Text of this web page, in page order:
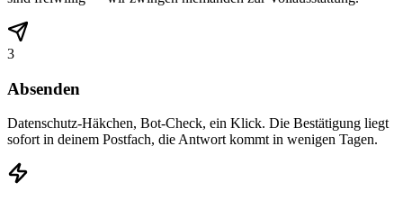
3
Absenden
Datenschutz-Häkchen, Bot-Check, ein Klick. Die Bestätigung liegt
sofort in deinem Postfach, die Antwort kommt in wenigen Tagen.